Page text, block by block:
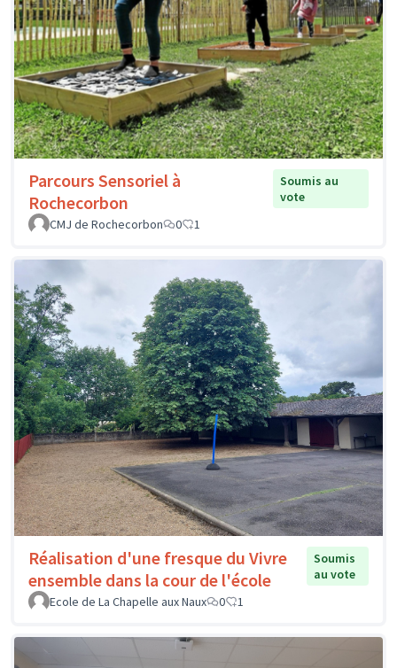
Parcours Sensoriel à
Rochecorbon
Soumis au
vote
CMJ de Rochecorbon
0 1
Réalisation d'une fresque du Vivre
ensemble dans la cour de l'école
Soumis
au vote
Ecole de La Chapelle aux Naux
0 1